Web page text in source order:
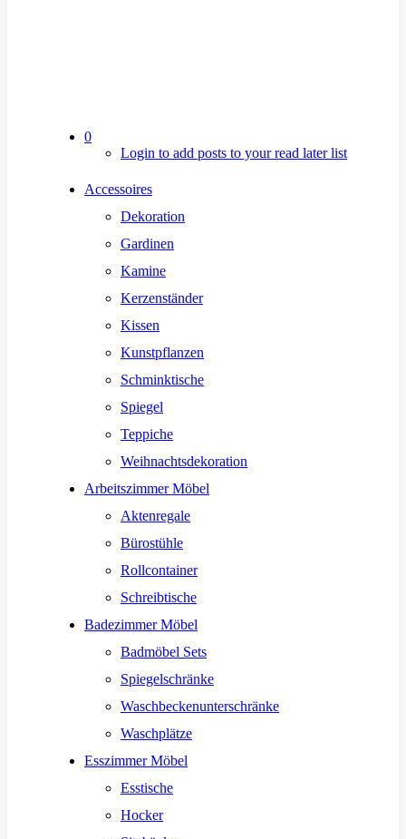
0
Login to add posts to your read later list
Accessoires
Dekoration
Gardinen
Kamine
Kerzenständer
Kissen
Kunstpflanzen
Schminktische
Spiegel
Teppiche
Weihnachtsdekoration
Arbeitszimmer Möbel
Aktenregale
Bürostühle
Rollcontainer
Schreibtische
Badezimmer Möbel
Badmöbel Sets
Spiegelschränke
Waschbeckenunterschränke
Waschplätze
Esszimmer Möbel
Esstische
Hocker